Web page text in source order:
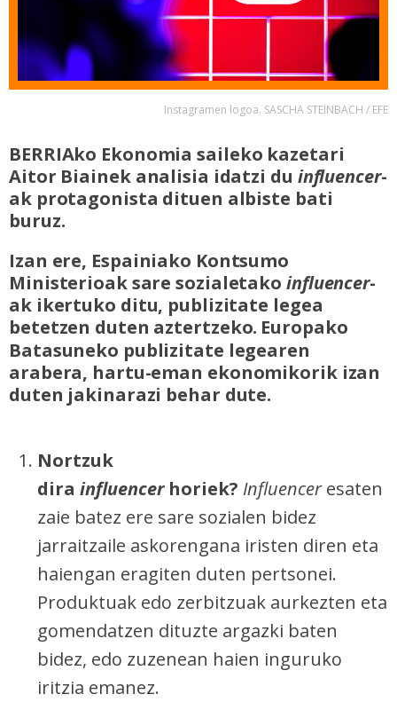
Instagramen logoa. SASCHA STEINBACH / EFE
BERRIAko Ekonomia saileko kazetari
Aitor Biainek analisia idatzi du influencer-
ak protagonista dituen albiste bati
buruz.
Izan ere, Espainiako Kontsumo
Ministerioak sare sozialetako influencer-
ak ikertuko ditu, publizitate legea
betetzen duten aztertzeko. Europako
Batasuneko publizitate legearen
arabera, hartu-eman ekonomikorik izan
duten jakinarazi behar dute.
Nortzuk
dira influencer horiek? Influenceresaten
zaie batez ere sare sozialen bidez
jarraitzaile askorengana iristen diren eta
haiengan eragiten duten pertsonei.
Produktuak edo zerbitzuak aurkezten eta
gomendatzen dituzte argazki baten
bidez, edo zuzenean haien inguruko
iritzia emanez.